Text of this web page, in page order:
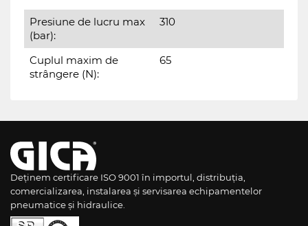
Presiune de lucru max
(bar):
310
Cuplul maxim de
strângere (N):
65
Deținem certificare ISO 9001 în importul, distribuția,
comercializarea, instalarea și servisarea echipamentelor
pneumatice și hidraulice.